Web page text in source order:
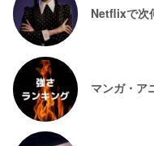
Netflixで次
マンガ・ア